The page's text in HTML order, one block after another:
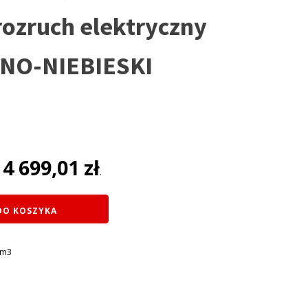
elektryczny
NIEBIESKI
4 699,01 zł.
KOSZYKA